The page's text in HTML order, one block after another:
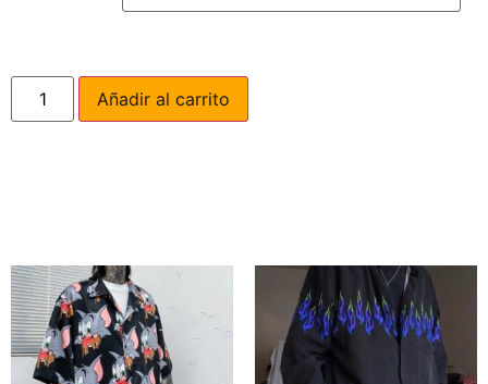
Añadir al carrito